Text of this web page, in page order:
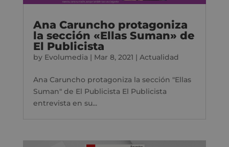
Ana Caruncho protagoniza
la sección «Ellas Suman» de
El Publicista
by Evolumedia | Mar 8, 2021 | Actualidad
Ana Caruncho protagoniza la sección "Ellas
Suman" de El Publicista El Publicista
entrevista en su...